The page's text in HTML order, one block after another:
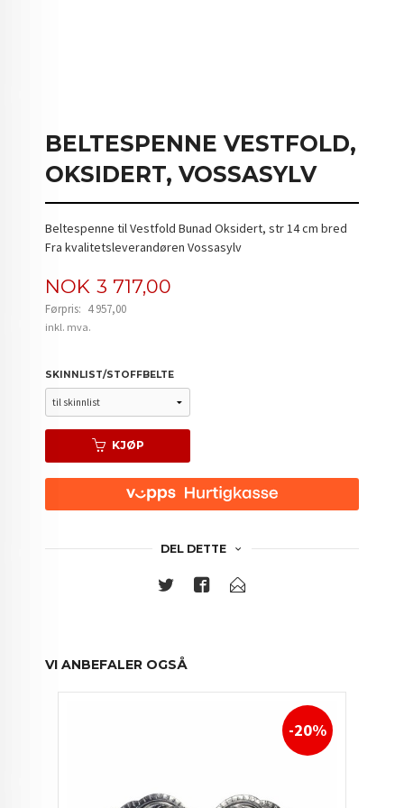
BELTESPENNE VESTFOLD,
OKSIDERT, VOSSASYLV
Beltespenne til Vestfold Bunad Oksidert, str 14 cm bred
Fra kvalitetsleverandøren Vossasylv
Tilbud
NOK 3 717,00
Førpris: 4 957,00
Rabatt
inkl. mva.
SKINNLIST/STOFFBELTE
KJØP
DEL DETTE
VI ANBEFALER OGSÅ
-20%